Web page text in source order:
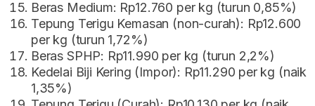
Beras Medium: Rp12.760 per kg (turun 0,85%)
Tepung Terigu Kemasan (non-curah): Rp12.600
per kg (turun 1,72%)
Beras SPHP: Rp11.990 per kg (turun 2,2%)
Kedelai Biji Kering (Impor): Rp11.290 per kg (naik
1,35%)